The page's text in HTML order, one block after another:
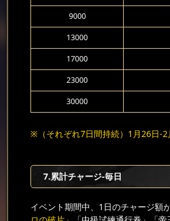
9000
13000
17000
23000
30000
※（それぞれ7日間持続）1月26日-2
7.累計チャージ-毎日
イベント期間中、1日のチャージ額